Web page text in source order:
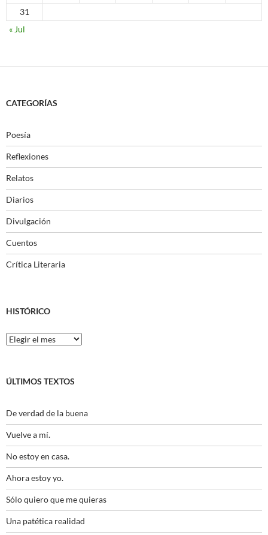
31
« Jul
CATEGORÍAS
Poesía
Reflexiones
Relatos
Diarios
Divulgación
Cuentos
Crítica Literaria
HISTÓRICO
Histórico
ÚLTIMOS TEXTOS
De verdad de la buena
Vuelve a mí.
No estoy en casa.
Ahora estoy yo.
Sólo quiero que me quieras
Una patética realidad